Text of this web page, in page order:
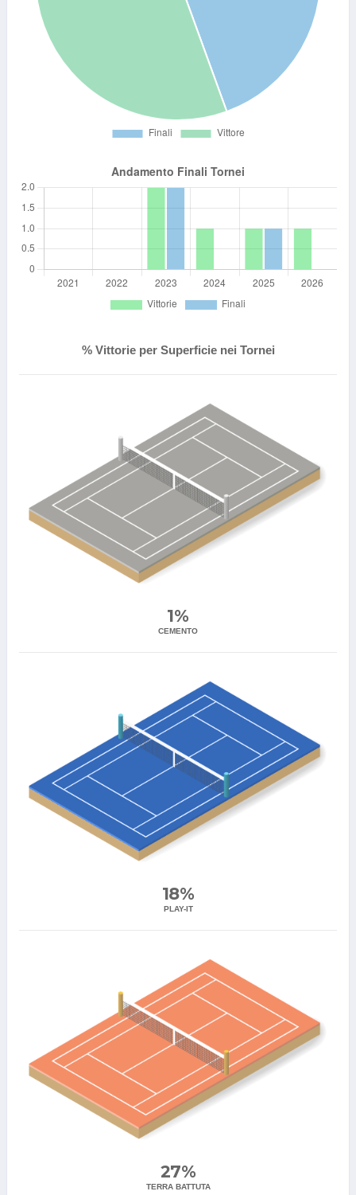
% Vittorie per Superficie nei Tornei
1%
CEMENTO
18%
PLAY-IT
27%
TERRA BATTUTA